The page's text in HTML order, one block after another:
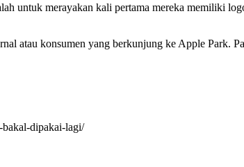
untuk merayakan kali pertama mereka memiliki
atau konsumen yang berkunjung ke Apple Park.
bakal-dipakai-lagi/